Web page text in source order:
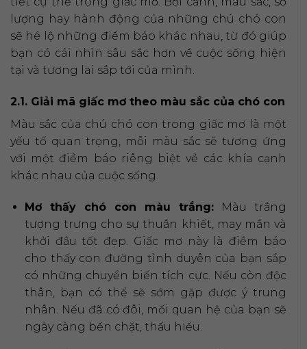
lượng hay hành động của những chú chó con
sẽ hé lộ những điềm báo khác nhau, từ đó giúp
bạn có cái nhìn sâu sắc hơn về cuộc sống hiện
tại và tương lai sắp tới của mình.
2.1. Giải mã giấc mơ theo màu sắc của chó con
Màu sắc của chú chó con trong giấc mơ là một
yếu tố quan trọng, mỗi màu sắc sẽ tương ứng
với một điềm báo riêng biệt về các khía cạnh
khác nhau của cuộc sống.
Mơ thấy chó con màu trắng:Màu trắng
tượng trưng cho sự thuần khiết, may mắn và
khởi đầu tốt đẹp. Giấc mơ này là điềm báo
cho thấy con đường tình duyên của bạn sắp
có những chuyển biến tích cực. Nếu còn độc
thân, bạn có thể sẽ sớm gặp được ý trung
nhân. Nếu đã có đôi, mối quan hệ của bạn sẽ
ngày càng bền chặt, thấu hiểu.